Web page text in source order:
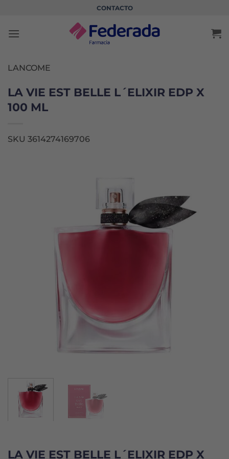
contenido
CONTACTO
LANCOME
LA VIE EST BELLE L´ELIXIR EDP X
100 ML
SKU 3614274169706
LA VIE EST BELLE L´ELIXIR EDP X